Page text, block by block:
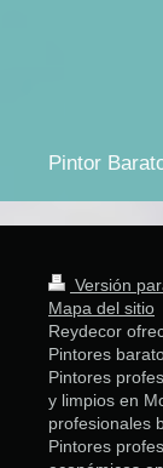
Pintor
Versión
Mapa del sitio
Reydecor
Pintores
Pintores
y limpios en
profesionales
Pintores